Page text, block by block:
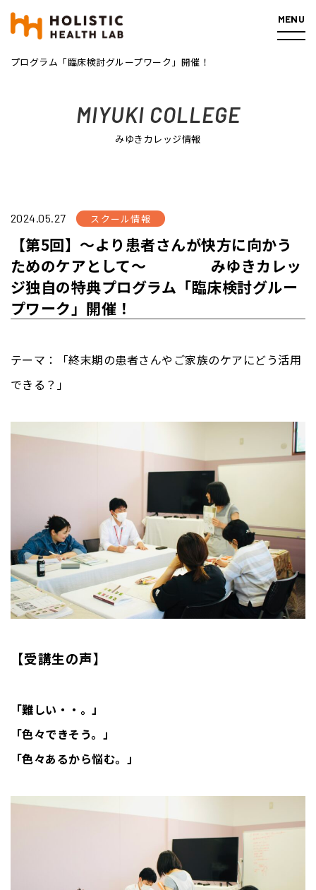
MENU
ホーム みゆきカレッジ情報
【第5回】～より患者さんが快
プログラム「臨床検討グループワーク」開催！
MIYUKI COLLEGE
みゆきカレッジ情報
2024.05.27 スクール情報
【第5回】～より患者さんが快方に向かう
ためのケアとして～ みゆきカレッ
ジ独自の特典プログラム「臨床検討グルー
プワーク」開催！
テーマ：「終末期の患者さんやご家族のケアにどう活用
できる？」
【受講生の声】
「難しい・・。」
「色々できそう。」
「色々あるから悩む。」